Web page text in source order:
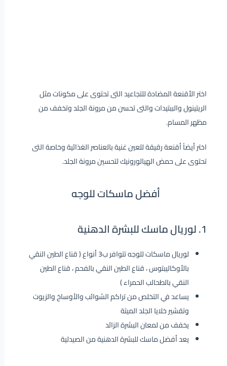
اختر الأقنعة المضادة للتجاعيد التى تحتوى على مكونات مثل
الريتينول والببتيدات والتى تحسن من مرونة الجلد وتخفف من
مظهر المسام.
اختر أيضاً أقنعة رقيقة للعين غنية بالعناصر الغذائية وخاصة التى
تحتوى على حمض الهيالورونيك لتحسين مرونة الجلد.
أفضل ماسكات للوجه
1. لوريال ماسك للبشرة الدهنية
لوريال ماسكات للوجه تتوافر ب3 أنواع ( قناع الطين النقي
بالأوكاليبتوس ، قناع الطين النقي بالفحم ، قناع الطين
النقي بالطحالب الحمراء )
يساعد في التخلص من تراكم الشوائب والأوساخ والزيوت
وتقشير خلايا الجلد الميتة
يخفف من لمعان البشرة الزائد
يعد أفضل ماسك للبشرة الدهنية من الصيدلية